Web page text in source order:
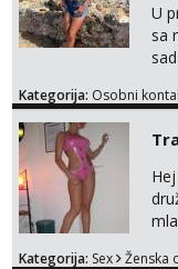
U
sa
Kategorija: Osobni
Kategorija: Sex Ženska